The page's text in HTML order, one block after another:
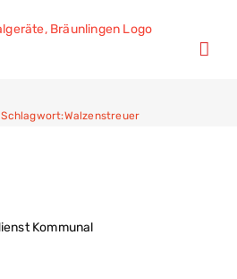
Schlagwort:Walzenstreuer